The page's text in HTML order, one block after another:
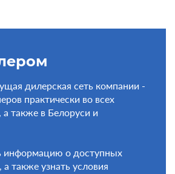
дилерская сеть компании -
практически во всех
а также в Белоруси и
информацию о доступных
а также узнать условия